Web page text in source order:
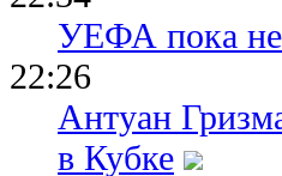
УЕФА пока не
22:26
Антуан
в Кубке